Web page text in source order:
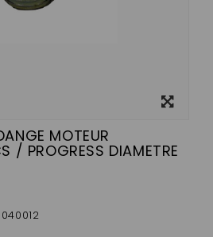
MOTEUR
/ PROGRESS DIAMETRE